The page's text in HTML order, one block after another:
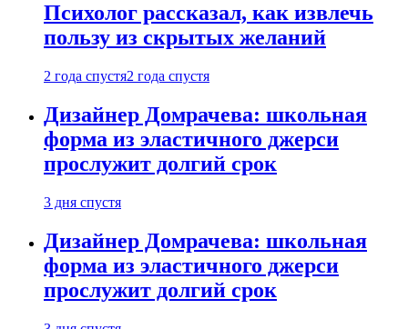
Психолог рассказал, как извлечь
пользу из скрытых желаний
2 года спустя2 года спустя
Дизайнер Домрачева: школьная
форма из эластичного джерси
прослужит долгий срок
3 дня спустя
Дизайнер Домрачева: школьная
форма из эластичного джерси
прослужит долгий срок